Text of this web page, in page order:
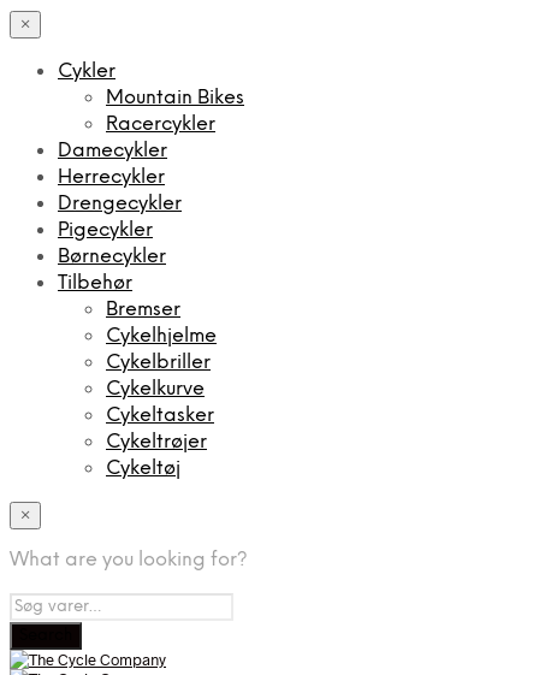
×
Cykler
Mountain Bikes
Racercykler
Damecykler
Herrecykler
Drengecykler
Pigecykler
Børnecykler
Tilbehør
Bremser
Cykelhjelme
Cykelbriller
Cykelkurve
Cykeltasker
Cykeltrøjer
Cykeltøj
×
What are you looking for?